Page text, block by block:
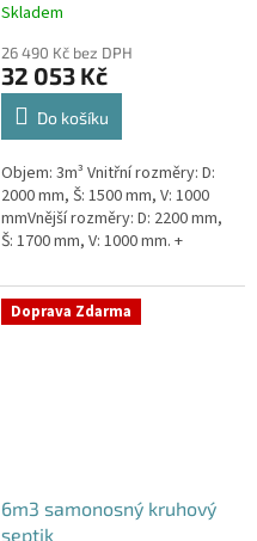
Průměrné
produktu
je
4,3
hvězdiček.
Skladem
26 490 Kč bez DPH
32 053 Kč
Do košíku
Objem: 3m³ Vnitřní rozměry: D:
2000 mm, Š: 1500 mm, V: 1000
mmVnější rozměry: D: 2200 mm,
Š: 1700 mm, V: 1000 mm. +
EOKvalitní, pevný septik bez
potřeby...
Doprava Zdarma
6m3 samonosný kruhový
septik